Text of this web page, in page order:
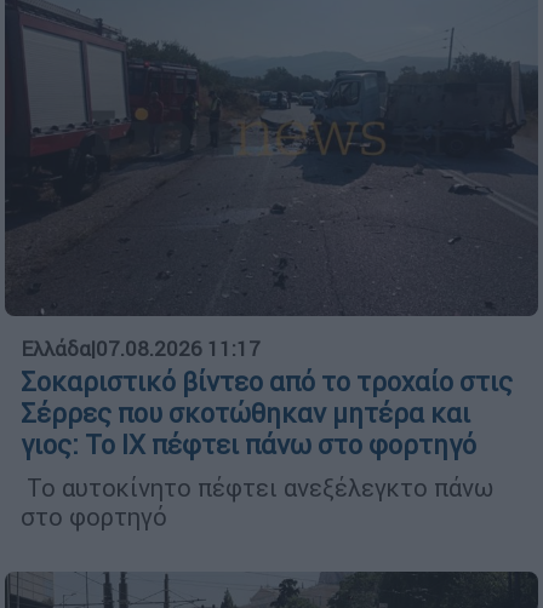
Ελλάδα|07.08.2026 11:17
Σοκαριστικό βίντεο από το τροχαίο στις
Σέρρες που σκοτώθηκαν μητέρα και
γιος: Το ΙΧ πέφτει πάνω στο φορτηγό
Το αυτοκίνητο πέφτει ανεξέλεγκτο πάνω
στο φορτηγό